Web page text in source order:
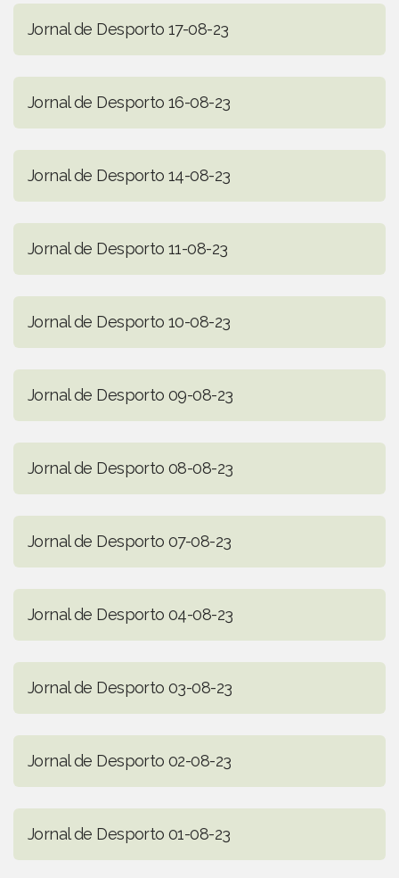
Jornal de Desporto 17-08-23
Jornal de Desporto 16-08-23
Jornal de Desporto 14-08-23
Jornal de Desporto 11-08-23
Jornal de Desporto 10-08-23
Jornal de Desporto 09-08-23
Jornal de Desporto 08-08-23
Jornal de Desporto 07-08-23
Jornal de Desporto 04-08-23
Jornal de Desporto 03-08-23
Jornal de Desporto 02-08-23
Jornal de Desporto 01-08-23